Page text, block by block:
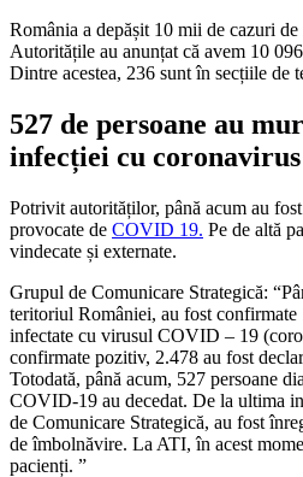
România a depășit 10 mii de cazuri
Autoritățile au anunțat că avem 10
Dintre acestea, 236 sunt în secțiile de
527 de persoane au
infecției cu coronavirus
Potrivit autorităților, până acum au
provocate de COVID 19. Pe de altă
vindecate și externate.
Grupul de Comunicare Strategică:
teritoriul României, au fost confirmate
infectate cu virusul COVID – 19
confirmate pozitiv, 2.478 au fost
Totodată, până acum, 527 persoane
COVID-19 au decedat. De la ultima
de Comunicare Strategică, au fost
de îmbolnăvire. La ATI, în acest
pacienți. ”